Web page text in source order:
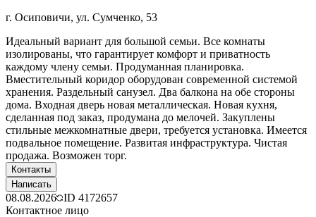
г. Осиповичи, ул. Сумченко, 53
Идеальный вариант для большой семьи. Все комнаты
изолированы, что гарантирует комфорт и приватность
каждому члену семьи. Продуманная планировка.
Вместительный коридор оборудован современной системой
хранения. Раздельный санузел. Два балкона на обе стороны
дома. Входная дверь новая металлическая. Новая кухня,
сделанная под заказ, продумана до мелочей. Закуплены
стильные межкомнатные двери, требуется установка. Имеется
подвальное помещение. Развитая инфраструктура. Чистая
продажа. Возможен торг.
Контакты
Написать
08.08.2026 ID 4172657
Контактное лицо